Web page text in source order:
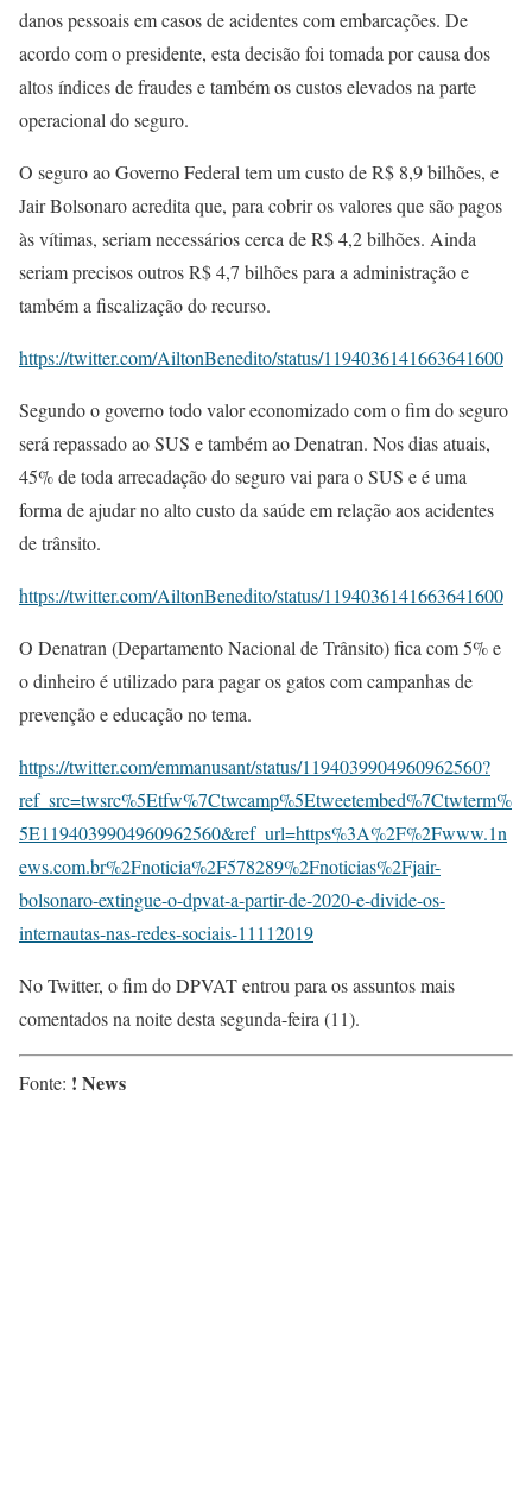
danos pessoais em casos de acidentes com embarcações. De
acordo com o presidente, esta decisão foi tomada por causa dos
altos índices de fraudes e também os custos elevados na parte
operacional do seguro.
O seguro ao Governo Federal tem um custo de R$ 8,9 bilhões, e
Jair Bolsonaro acredita que, para cobrir os valores que são pagos
às vítimas, seriam necessários cerca de R$ 4,2 bilhões. Ainda
seriam precisos outros R$ 4,7 bilhões para a administração e
também a fiscalização do recurso.
https://twitter.com/AiltonBenedito/status/1194036141663641600
Segundo o governo todo valor economizado com o fim do seguro
será repassado ao SUS e também ao Denatran. Nos dias atuais,
45% de toda arrecadação do seguro vai para o SUS e é uma
forma de ajudar no alto custo da saúde em relação aos acidentes
de trânsito.
https://twitter.com/AiltonBenedito/status/1194036141663641600
O Denatran (Departamento Nacional de Trânsito) fica com 5% e
o dinheiro é utilizado para pagar os gatos com campanhas de
prevenção e educação no tema.
https://twitter.com/emmanusant/status/1194039904960962560?
ref_src=twsrc%5Etfw%7Ctwcamp%5Etweetembed%7Ctwterm%
5E1194039904960962560&ref_url=https%3A%2F%2Fwww.1n
ews.com.br%2Fnoticia%2F578289%2Fnoticias%2Fjair-
bolsonaro-extingue-o-dpvat-a-partir-de-2020-e-divide-os-
internautas-nas-redes-sociais-11112019
No Twitter, o fim do DPVAT entrou para os assuntos mais
comentados na noite desta segunda-feira (11).
Fonte: ! News